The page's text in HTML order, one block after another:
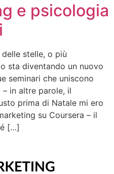
e psicologia
stelle, o più
sta diventando un nuovo
seminari che uniscono
in altre parole, il
prima di Natale mi ero
su Coursera – il
[…]